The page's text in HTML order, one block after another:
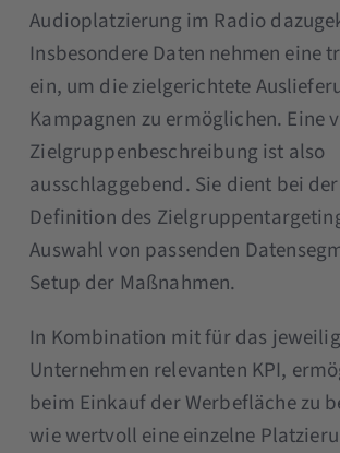
Audioplatzierung im Radio
Insbesondere Daten nehmen eine
ein, um die zielgerichtete
Kampagnen zu ermöglichen. Eine
Zielgruppenbeschreibung ist also
ausschlaggebend. Sie dient bei
Definition des
Auswahl von passenden
Setup der Maßnahmen.
In Kombination mit für das
Unternehmen relevanten KPI,
beim Einkauf der Werbefläche zu
wie wertvoll eine einzelne